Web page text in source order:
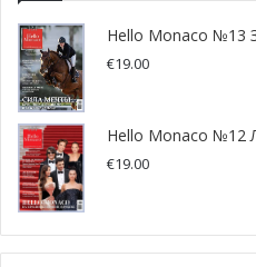
Hello Monaco №13
€19.00
Hello Monaco №12
€19.00